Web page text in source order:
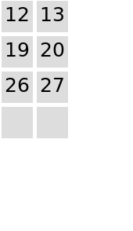
12 13
19 20
26 27